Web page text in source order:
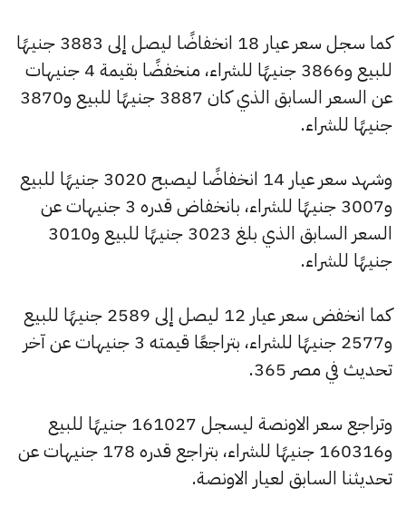
كما سجل سعر عيار 18 انخفاضًا ليصل إلى 3883 جنيهًا
للبيع و3866 جنيهًا للشراء، منخفضًا بقيمة 4 جنيهات
عن السعر السابق الذي كان 3887 جنيهًا للبيع و3870
جنيهًا للشراء.
وشهد سعر عيار 14 انخفاضًا ليصبح 3020 جنيهًا للبيع
و3007 جنيهًا للشراء، بانخفاض قدره 3 جنيهات عن
السعر السابق الذي بلغ 3023 جنيهًا للبيع و3010
جنيهًا للشراء.
كما انخفض سعر عيار 12 ليصل إلى 2589 جنيهًا للبيع
و2577 جنيهًا للشراء، بتراجعًا قيمته 3 جنيهات عن آخر
تحديث في مصر 365.
وتراجع سعر الاونصة ليسجل 161027 جنيهًا للبيع
و160316 جنيهًا للشراء، بتراجع قدره 178 جنيهات عن
تحديثنا السابق لعيار الاونصة.